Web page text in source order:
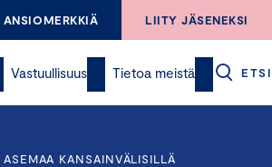
ANSIOMERKKIÄ LIITY JÄSENEKSI
Vastuullisuus Tietoa meistä ETSI
KANSAINVÄLISILLÄ